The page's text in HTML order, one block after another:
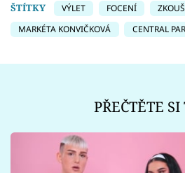
ŠTÍTKY
VÝLET FOCENÍ
MARKÉTA KONVIČKOVÁ
CENTRAL
PŘEČTĚTE